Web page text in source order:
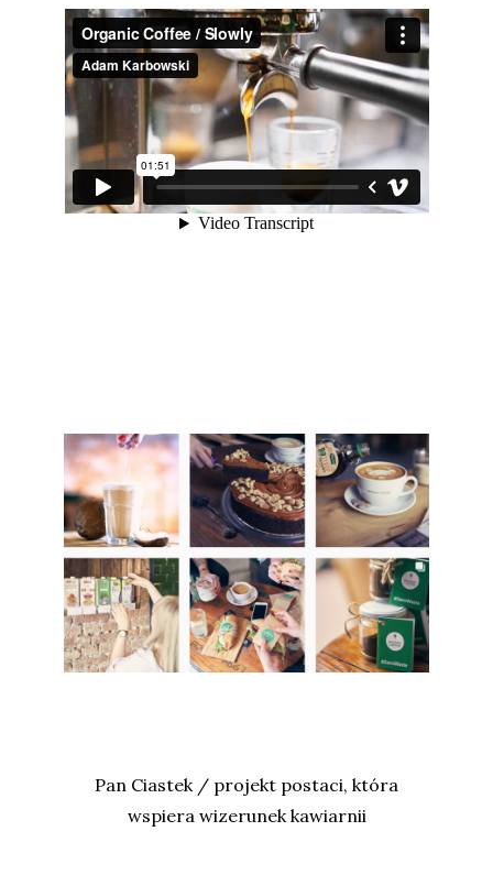
Pan Ciastek / projekt postaci, która
wspiera wizerunek kawiarnii